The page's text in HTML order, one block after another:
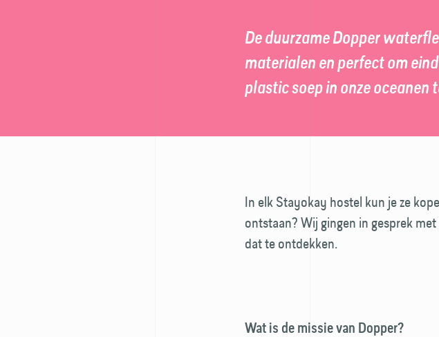
De duurzame Dopper
materialen en perfect om
plastic soep in onze oceanen
In elk Stayokay hostel kun je ze
ontstaan? Wij gingen in gesprek
dat te ontdekken.
Wat is de missie van Dopper?